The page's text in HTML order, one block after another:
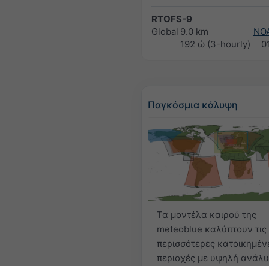
RTOFS-9
Global 9.0 km
192 ώ (3-hourly)
Παγκόσμια κάλυψη
Τα μοντέλα καιρού της
meteoblue καλύπτουν τις
περισσότερες
περιοχές με υψηλή